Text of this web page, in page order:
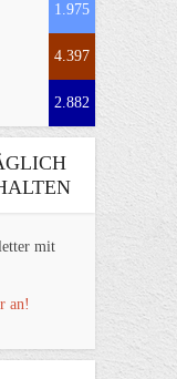
1.975
4.397
2.882
mit
an!